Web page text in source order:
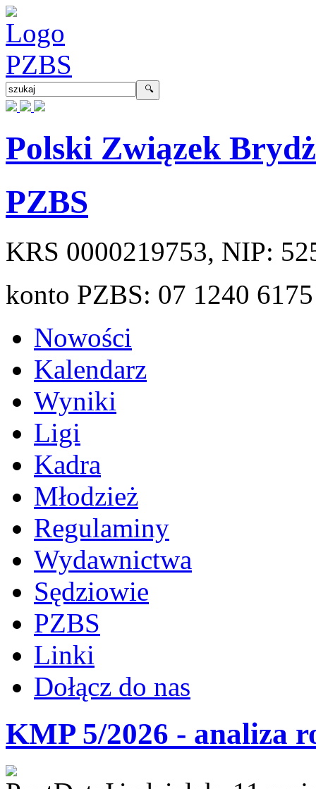
Polski Związek
PZBS
KRS 0000219753, NIP:
konto PZBS: 07 1240
Nowości
Kalendarz
Wyniki
Ligi
Kadra
Młodzież
Regulaminy
Wydawnictwa
Sędziowie
PZBS
Linki
Dołącz do nas
KMP 5/2026 - analiza